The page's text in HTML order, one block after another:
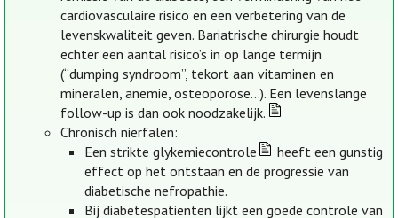
cardiovasculaire risico en een verbetering van de
levenskwaliteit geven. Bariatrische chirurgie houdt
echter een aantal risico’s in op lange termijn
(“dumping syndroom”, tekort aan vitaminen en
mineralen, anemie, osteoporose…). Een levenslange
follow-up is dan ook noodzakelijk.
Chronisch nierfalen:
Een strikte glykemiecontrole
heeft een gunstig
effect op het ontstaan en de progressie van
diabetische nefropathie.
Bij diabetespatiënten lijkt een goede controle van